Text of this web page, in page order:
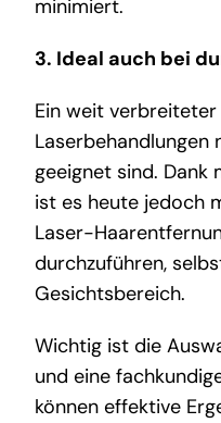
minimiert.
3. Ideal auch bei
Ein weit
geeignet sind. Dank
ist es heute jedoch
Laser-
durchzuführen,
Gesichtsbereich.
Wichtig ist die
und eine
können effektive